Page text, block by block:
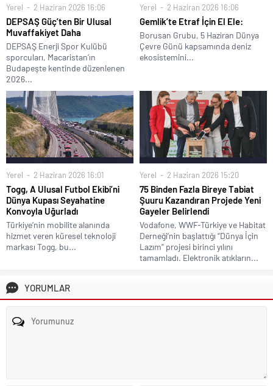
Yerel 2 Haziran 2026 16:06
DEPSAŞ Güç’ten Bir Ulusal
Muvaffakiyet Daha
DEPSAŞ Enerji Spor Kulübü
sporcuları, Macaristan’ın
Budapeşte kentinde düzenlenen
2026...
Yerel 2 Haziran 2026 16:06
Gemlik’te Etraf İçin El Ele:
Borusan Grubu, 5 Haziran Dünya
Çevre Günü kapsamında deniz
ekosistemini...
Yerel 2 Haziran 2026 16:01
Togg, A Ulusal Futbol Ekibi’ni
Dünya Kupası Seyahatine
Konvoyla Uğurladı
Türkiye’nin mobilite alanında
hizmet veren küresel teknoloji
markası Togg, bu...
Yerel 2 Haziran 2026 15:20
75 Binden Fazla Bireye Tabiat
Şuuru Kazandıran Projede Yeni
Gayeler Belirlendi
Vodafone, WWF-Türkiye ve Habitat
Derneği’nin başlattığı “Dünya İçin
Lazım” projesi birinci yılını
tamamladı. Elektronik atıkların...
YORUMLAR